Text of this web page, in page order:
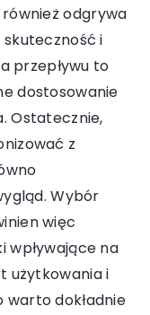
odgrywa
skuteczność i
przepływu to
dostosowanie
Ostatecznie,
z
Wybór
więc
wpływające na
użytkowania i
dokładnie